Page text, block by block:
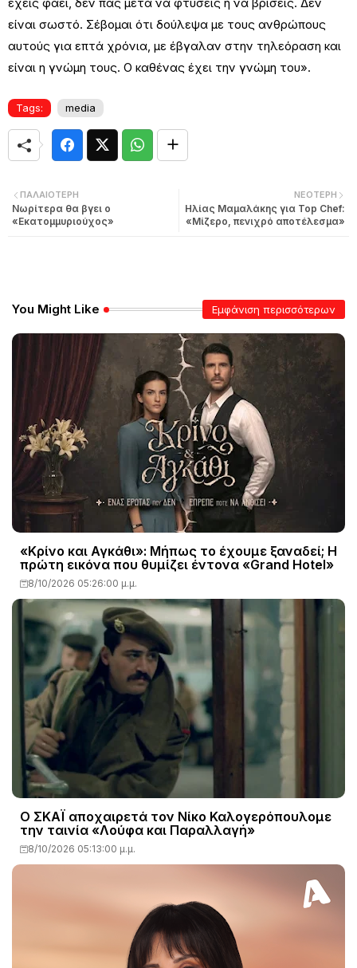
είναι σωστό. Σέβομαι ότι δούλεψα με τους ανθρώπους
αυτούς για επτά χρόνια, με έβγαλαν στην τηλεόραση και
είναι η γνώμη τους. Ο καθένας έχει την γνώμη του».
Tags: media
ΝΕΌΤΕΡΗ
Ηλίας Μαμαλάκης για Top Chef:
«Μίζερο, πενιχρό αποτέλεσμα»
ΠΑΛΑΙΌΤΕΡΗ
Νωρίτερα θα βγει ο
«Εκατομμυριούχος»
You Might Like Εμφάνιση περισσότερων
«Κρίνο και Αγκάθι»: Μήπως το έχουμε ξαναδεί; Η
πρώτη εικόνα που θυμίζει έντονα «Grand Hotel»
8/10/2026 05:26:00 μ.μ.
Ο ΣΚΑΪ αποχαιρετά τον Νίκο Καλογερόπουλομε
την ταινία «Λούφα και Παραλλαγή»
8/10/2026 05:13:00 μ.μ.